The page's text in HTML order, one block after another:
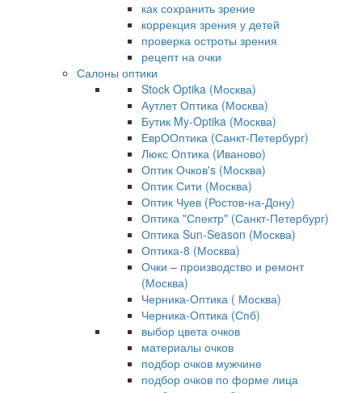
как сохранить зрение
коррекция зрения у детей
проверка остроты зрения
рецепт на очки
Салоны оптики
Stock Optika (Москва)
Аутлет Оптика (Москва)
Бутик My-Optika (Москва)
ЕврООптика (Санкт-Петербург)
Люкс Оптика (Иваново)
Оптик Очков's (Москва)
Оптик Сити (Москва)
Оптик Чуев (Ростов-на-Дону)
Оптика "Спектр" (Санкт-Петербург)
Оптика Sun-Season (Москва)
Оптика-8 (Москва)
Очки – производство и ремонт
(Москва)
Черника-Оптика ( Москва)
Черника-Оптика (Спб)
выбор цвета очков
материалы очков
подбор очков мужчине
подбор очков по форме лица